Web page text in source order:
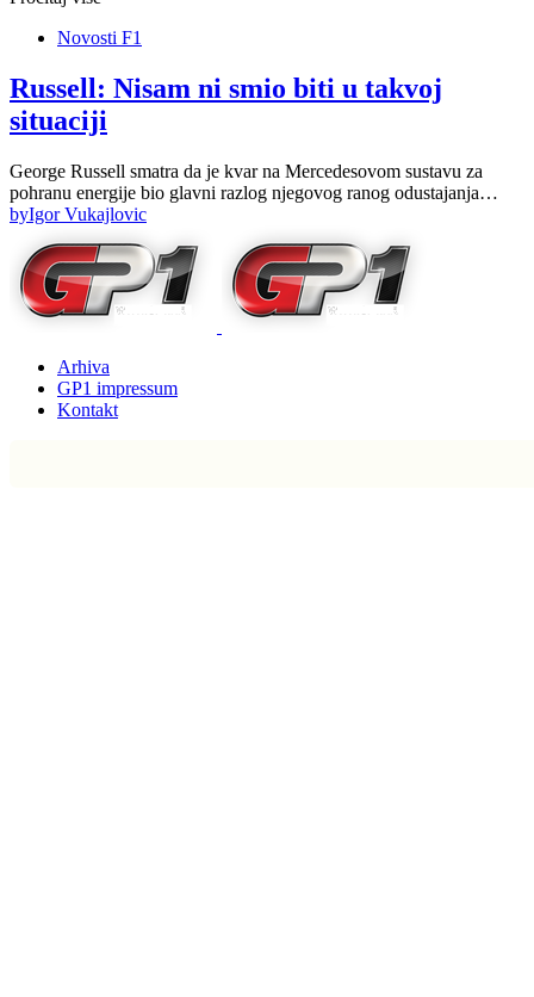
Novosti F1
Russell: Nisam ni smio biti u takvoj
situaciji
George Russell smatra da je kvar na Mercedesovom sustavu za
pohranu energije bio glavni razlog njegovog ranog odustajanja…
byIgor Vukajlovic
Arhiva
GP1 impressum
Kontakt